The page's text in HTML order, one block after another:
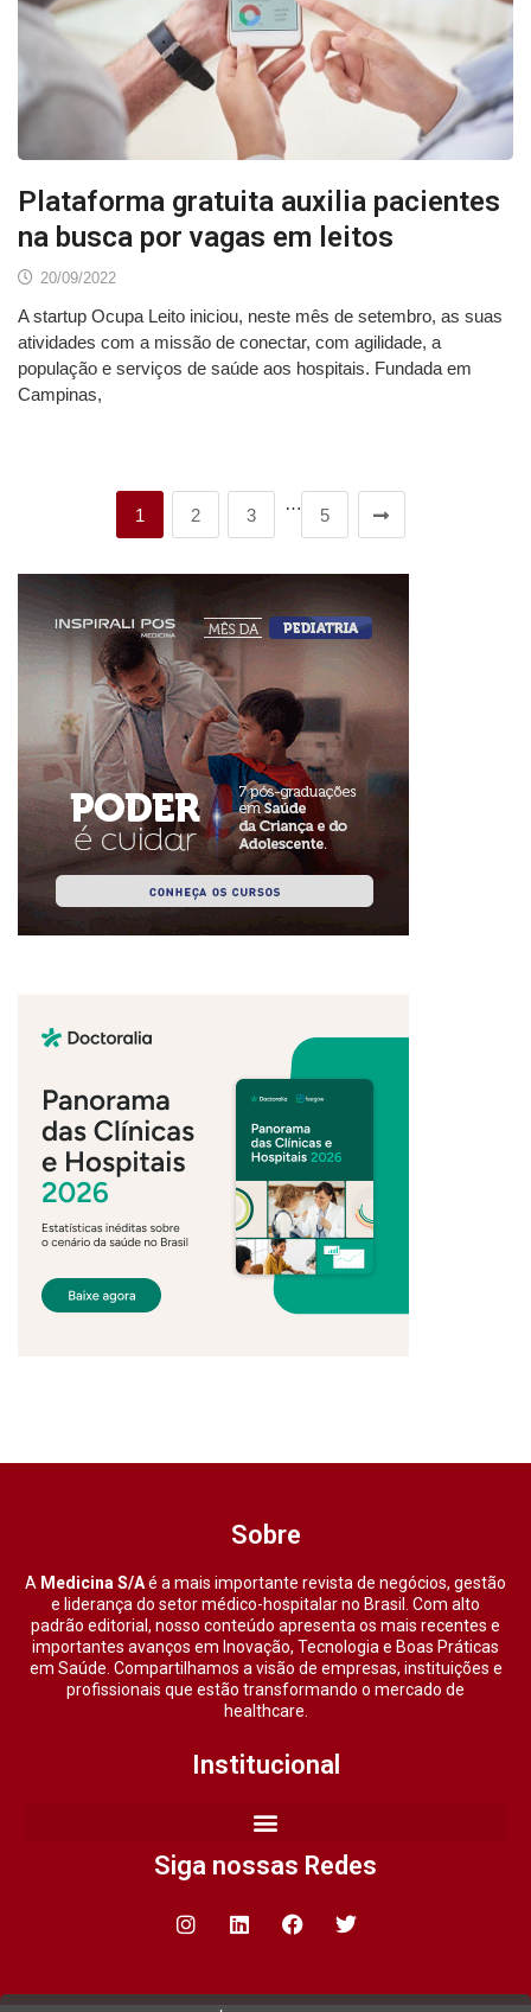
Plataforma gratuita auxilia pacientes
na busca por vagas em leitos
20/09/2022
A startup Ocupa Leito iniciou, neste mês de setembro, as suas
atividades com a missão de conectar, com agilidade, a
população e serviços de saúde aos hospitais. Fundada em
Campinas,
1 2 3
…
5
Sobre
A Medicina S/Aé a mais importante revista de negócios, gestão
e liderança do setor médico-hospitalar no Brasil. Com alto
padrão editorial, nosso conteúdo apresenta os mais recentes e
importantes avanços em Inovação, Tecnologia e Boas Práticas
em Saúde. Compartilhamos a visão de empresas, instituições e
profissionais que estão transformando o mercado de
healthcare.
Institucional
Siga nossas Redes